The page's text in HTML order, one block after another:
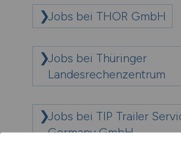
Jobs bei THOR GmbH
Jobs bei Thüringer
Landesrechenzentrum
Jobs bei TIP Trailer
Germany GmbH